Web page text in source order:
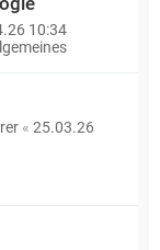
10:34
« 25.03.26